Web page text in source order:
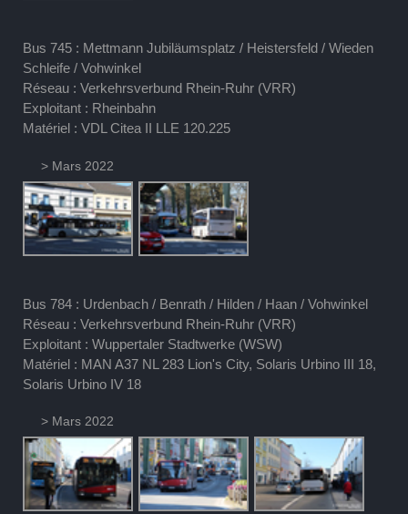
Bus 745 : Mettmann Jubiläumsplatz / Heistersfeld / Wieden
Schleife / Vohwinkel
Réseau : Verkehrsverbund Rhein-Ruhr (VRR)
Exploitant : Rheinbahn
Matériel : VDL Citea II LLE 120.225
> Mars 2022
Bus 784 : Urdenbach / Benrath / Hilden / Haan / Vohwinkel
Réseau : Verkehrsverbund Rhein-Ruhr (VRR)
Exploitant : Wuppertaler Stadtwerke (WSW)
Matériel : MAN A37 NL 283 Lion's City, Solaris Urbino III 18,
Solaris Urbino IV 18
> Mars 2022